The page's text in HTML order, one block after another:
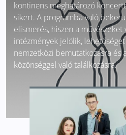
kontinens meghatározó
sikert. A programba való
elismerés, hiszen a művészeket
intézmények jelölik,
nemzetközi bemutatkozásra és
közönséggel való találkozásra.